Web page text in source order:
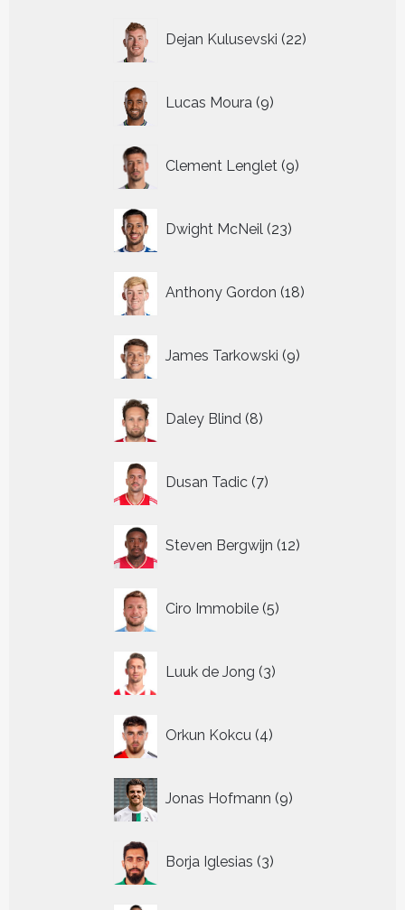
Dejan Kulusevski 22
producten
Lucas Moura 9
producten
Clement Lenglet 9
producten
Dwight McNeil 23
producten
Anthony Gordon 18
producten
James Tarkowski 9
producten
Daley Blind 8
producten
Dusan Tadic 7
producten
Steven Bergwijn 12
producten
Ciro Immobile 5
producten
Luuk de Jong 3
producten
Orkun Kokcu 4
producten
Jonas Hofmann 9
producten
Borja Iglesias 3
producten